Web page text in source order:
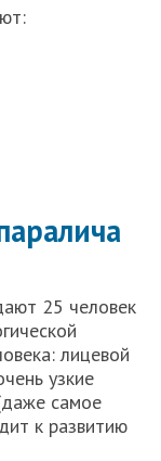
25 человек
лицевой
узкие
самое
к развитию